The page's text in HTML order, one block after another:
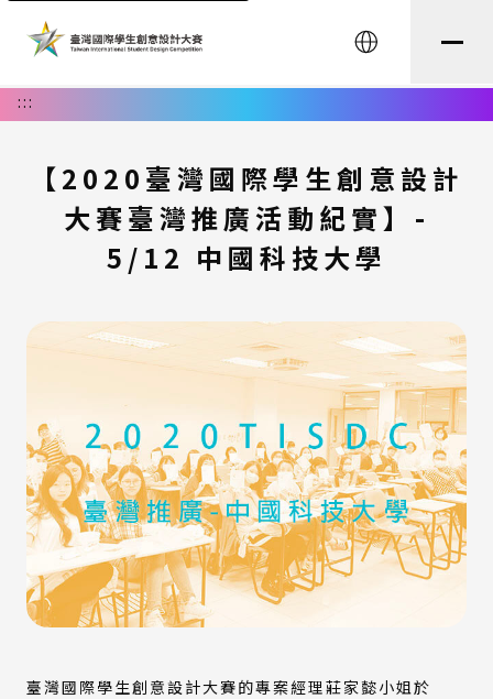
English
:::
【2020臺灣國際學生創意設計
大賽臺灣推廣活動紀實】-
5/12 中國科技大學
臺灣國際學生創意設計大賽的專案經理莊家懿小姐於